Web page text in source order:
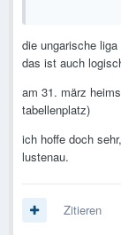
die ungarische
das ist auch
am 31. märz
tabellenplatz)
ich hoffe doch
lustenau.
Zitieren